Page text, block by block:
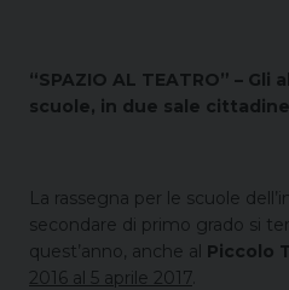
“SPAZIO AL TEATRO” –
scuole, in due sale cittadine
La rassegna per le scuole
secondare di primo grado si
quest’anno, anche al Piccolo
2016 al 5 aprile 2017